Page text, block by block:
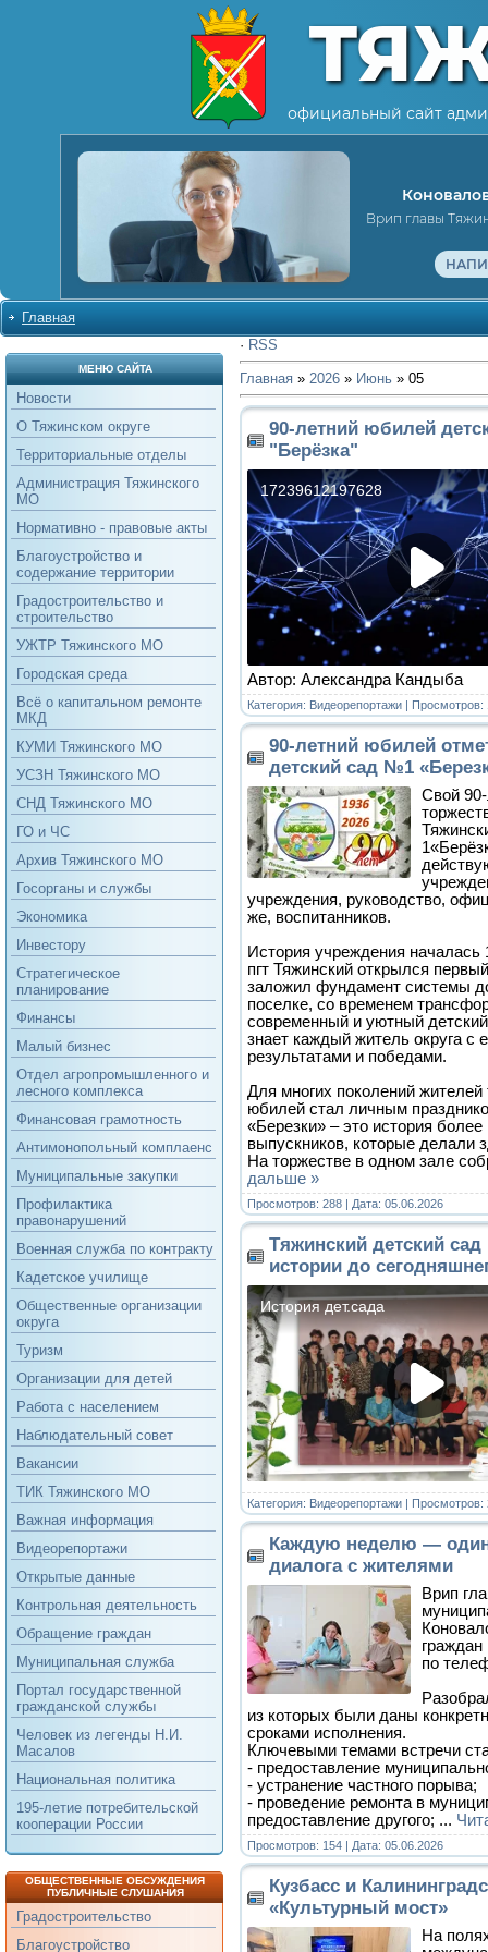
официальный сайт
Врип главы
Главная
МЕНЮ САЙТА
Новости
О Тяжинском округе
Территориальные отделы
Администрация Тяжинского
МО
Нормативно - правовые акты
Благоустройство и
содержание территории
Градостроительство и
строительство
УЖТР Тяжинского МО
Городская среда
Всё о капитальном ремонте
МКД
КУМИ Тяжинского МО
УСЗН Тяжинского МО
СНД Тяжинского МО
ГО и ЧС
Архив Тяжинского МО
Госорганы и службы
Экономика
Инвестору
Стратегическое
планирование
Финансы
Малый бизнес
Отдел агропромышленного и
лесного комплекса
Финансовая грамотность
Антимонопольный комплаенс
Муниципальные закупки
Профилактика
правонарушений
Военная служба по контракту
Кадетское училище
Общественные организации
округа
Туризм
Организации для детей
Работа с населением
Наблюдательный совет
Вакансии
ТИК Тяжинского МО
Важная информация
Видеорепортажи
Открытые данные
Контрольная деятельность
Обращение граждан
Муниципальная служба
Портал государственной
гражданской службы
Человек из легенды Н.И.
Масалов
Национальная политика
195-летие потребительской
кооперации России
ОБЩЕСТВЕННЫЕ ОБСУЖДЕНИЯ
ПУБЛИЧНЫЕ СЛУШАНИЯ
Градостроительство
Благоустройство
· RSS
Главная » 2026 » Июнь » 05
90-летний юбилей
"Берёзка"
Автор: Александра Кандыба
Категория: Видеорепортажи | Просмотров:
90-летний юбилей
детский сад №1
Свой
учреждения, руководство,
же, воспитанников.
История учреждения началась
пгт Тяжинский открылся
заложил фундамент системы
поселке, со временем
современный и уютный
знает каждый житель округа с
результатами и победами.
Для многих поколений жителей
юбилей стал личным
«Березки» – это история
выпускников, которые делали
На торжестве в одном зале
дальше »
Просмотров: 288 | Дата: 05.06.2026
Тяжинский детский
истории до
Категория: Видеорепортажи | Просмотров:
Каждую неделю — один
диалога с жителями
Врип
по
из которых были даны
сроками исполнения.
Ключевыми темами встречи
- предоставление
- устранение частного порыва;
- проведение ремонта в
предоставление другого; ...
Просмотров: 154 | Дата: 05.06.2026
Кузбасс и
«Культурный мост»
На